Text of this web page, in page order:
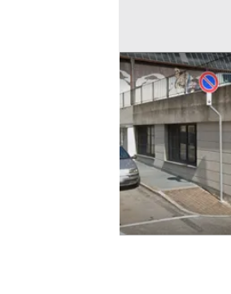
Ricerche correlate